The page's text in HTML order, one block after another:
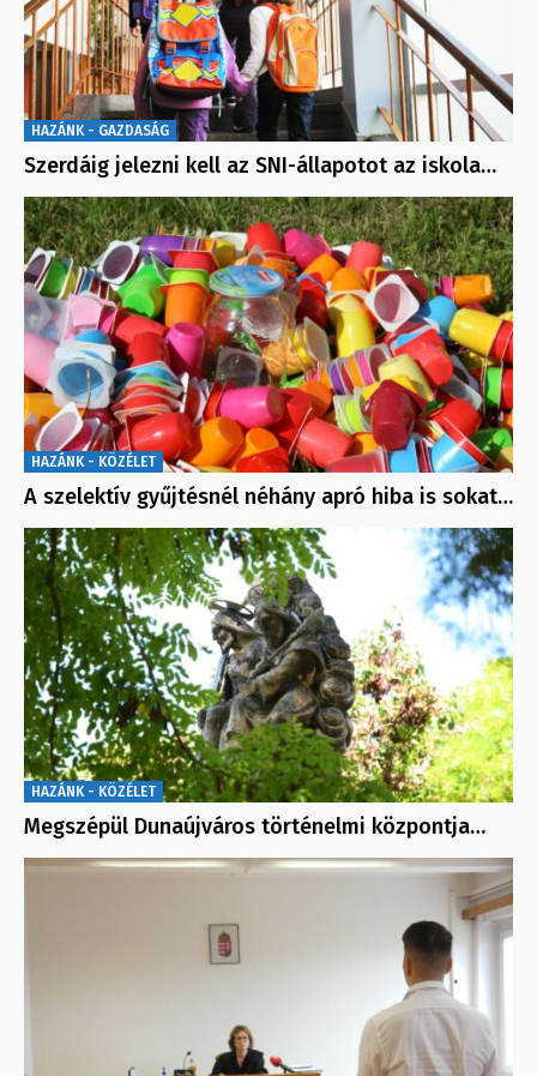
HAZÁNK - GAZDASÁG
Szerdáig jelezni kell az SNI-állapotot az iskola…
HAZÁNK - KÖZÉLET
A szelektív gyűjtésnél néhány apró hiba is sokat…
HAZÁNK - KÖZÉLET
Megszépül Dunaújváros történelmi központja…